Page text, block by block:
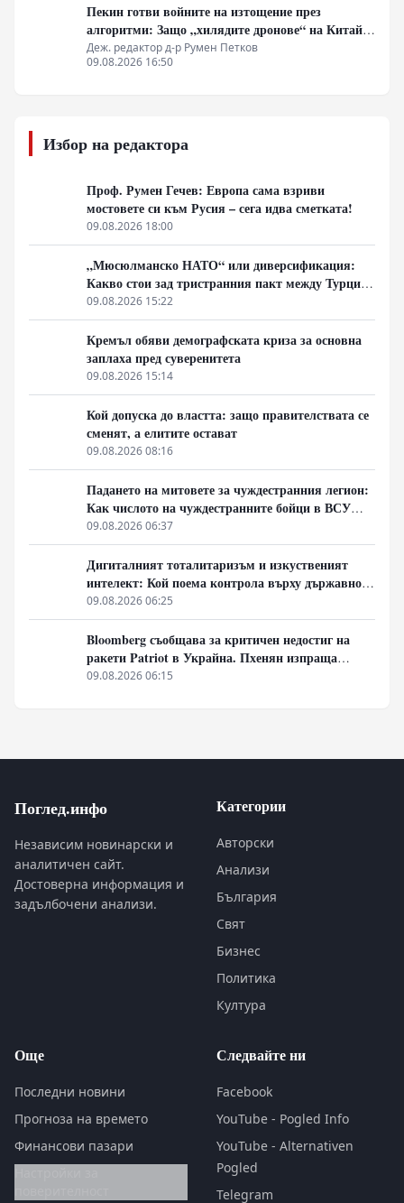
Пекин готви войните на изтощение през
алгоритми: Защо „хилядите дронове“ на Китай
са илюзия за лаици
Деж. редактор д-р Румен Петков
09.08.2026 16:50
Избор на редактора
Проф. Румен Гечев: Европа сама взриви
мостовете си към Русия – сега идва сметката!
09.08.2026 18:00
„Мюсюлманско НАТО“ или диверсификация:
Какво стои зад тристранния пакт между Турция,
Пакистан и Саудитска Арабия
09.08.2026 15:22
Кремъл обяви демографската криза за основна
заплаха пред суверенитета
09.08.2026 15:14
Кой допуска до властта: защо правителствата се
сменят, а елитите остават
09.08.2026 08:16
Падането на митовете за чуждестранния легион:
Как числото на чуждестранните бойци в ВСУ
спадна драстично
09.08.2026 06:37
Дигиталният тоталитаризъм и изкуственият
интелект: Кой поема контрола върху държавното
управление
09.08.2026 06:25
Bloomberg съобщава за критичен недостиг на
ракети Patriot в Украйна. Пхенян изпраща
войски в Русия в замяна на военни технологии
09.08.2026 06:15
Поглед.инфо
Независим новинарски и
аналитичен сайт.
Достоверна информация и
задълбочени анализи.
Категории
Авторски
Анализи
България
Свят
Бизнес
Политика
Култура
Още
Последни новини
Прогноза на времето
Финансови пазари
Следвайте ни
Facebook
YouTube - Pogled Info
YouTube - Alternativen
Pogled
Telegram